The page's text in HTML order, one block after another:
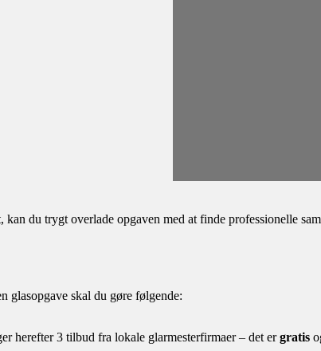
du trygt overlade opgaven med at finde professionelle
glasopgave skal du gøre følgende:
herefter 3 tilbud fra lokale glarmesterfirmaer – det ergratis